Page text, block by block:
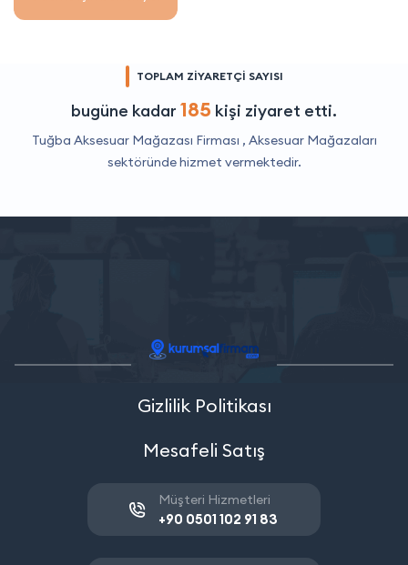
TOPLAM ZİYARETÇİ SAYISI
bugüne kadar 185 kişi ziyaret etti.
Tuğba Aksesuar Mağazası Firması , Aksesuar Mağazaları
sektöründe hizmet vermektedir.
Gizlilik Politikası
Mesafeli Satış
Müşteri Hizmetleri
+90 0501 102 91 83